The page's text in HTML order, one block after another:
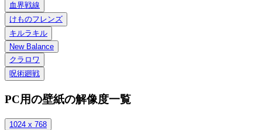
血界戦線
けものフレンズ
キルラキル
New Balance
クラロワ
呪術廻戦
PC用の壁紙の解像度一覧
1024 x 768